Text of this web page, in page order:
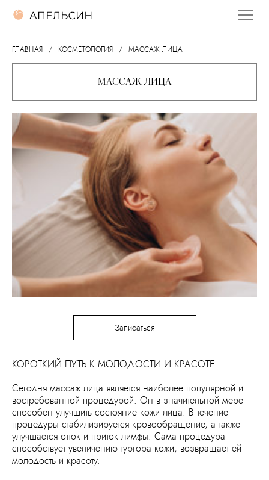
ГЛАВНАЯ КОСМЕТОЛОГИЯ МАССАЖ ЛИЦА
МАССАЖ ЛИЦА
Записаться
КОРОТКИЙ ПУТЬ К МОЛОДОСТИ И КРАСОТЕ
Сегодня массаж лица является наиболее популярной и
востребованной процедурой. Он в значительной мере
способен улучшить состояние кожи лица. В течение
процедуры стабилизируется кровообращение, а также
улучшается отток и приток лимфы. Сама процедура
способствует увеличению тургора кожи, возвращает ей
молодость и красоту.